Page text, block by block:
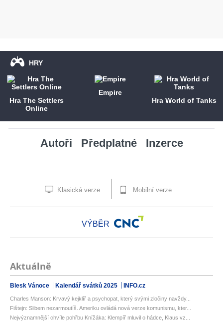
HRY
Hra The Settlers
Online
Empire
Hra World of Tanks
Autoři Předplatné Inzerce
Klasická verze Mobilní verze
VÝBĚR
Aktuálně
Blesk Vánoce Kalendář svátků 2025 INFO.cz
Charles Manson: Krvavý kejklíř a psychopat, který svými zločiny navždy...
Fištejn: Slibem nezarmoutíš. Ameriku ovládá nová verze komunismu, kter...
Nejvýznamnější chvíle pohřbu Knížáka: Klempíř mluvil o hádce, Klaus vz...